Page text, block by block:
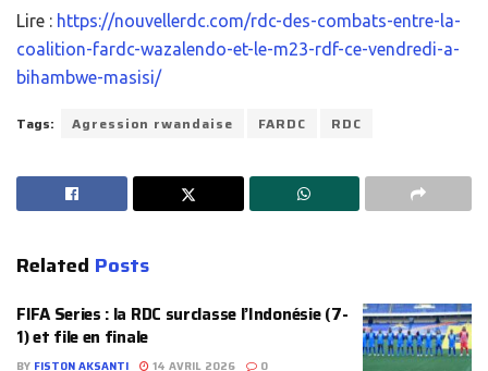
Lire : https://nouvellerdc.com/rdc-des-combats-entre-la-
coalition-fardc-wazalendo-et-le-m23-rdf-ce-vendredi-a-
bihambwe-masisi/
Tags: Agression rwandaise FARDC RDC
Related Posts
FIFA Series : la RDC surclasse l’Indonésie (7-
1) et file en finale
BY FISTON AKSANTI 14 AVRIL 2026 0